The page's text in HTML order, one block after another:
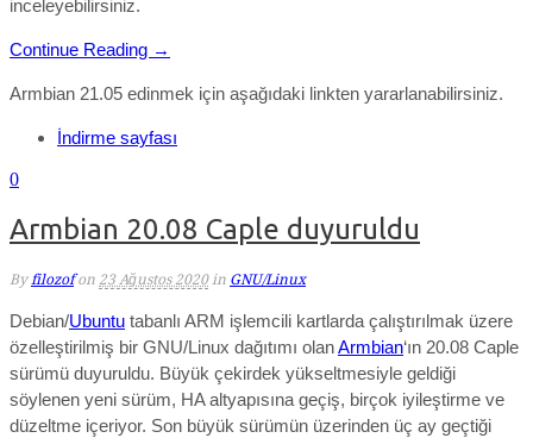
inceleyebilirsiniz.
Continue Reading →
Armbian 21.05 edinmek için aşağıdaki linkten yararlanabilirsiniz.
İndirme sayfası
0
Armbian 20.08 Caple duyuruldu
By filozof on 23 Ağustos 2020 in GNU/Linux
Debian/Ubuntu tabanlı ARM işlemcili kartlarda çalıştırılmak üzere
özelleştirilmiş bir GNU/Linux dağıtımı olanArmbian‘ın 20.08 Caple
sürümü duyuruldu. Büyük çekirdek yükseltmesiyle geldiği
söylenen yeni sürüm, HA altyapısına geçiş, birçok iyileştirme ve
düzeltme içeriyor. Son büyük sürümün üzerinden üç ay geçtiği